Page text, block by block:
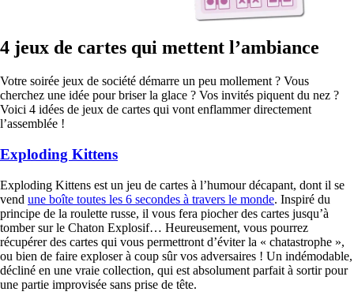
4 jeux de cartes qui mettent l’ambiance
Votre soirée jeux de société démarre un peu mollement ? Vous
cherchez une idée pour briser la glace ? Vos invités piquent du nez ?
Voici 4 idées de jeux de cartes qui vont enflammer directement
l’assemblée !
Exploding Kittens
Exploding Kittens est un jeu de cartes à l’humour décapant, dont il se
vend une boîte toutes les 6 secondes à travers le monde. Inspiré du
principe de la roulette russe, il vous fera piocher des cartes jusqu’à
tomber sur le Chaton Explosif… Heureusement, vous pourrez
récupérer des cartes qui vous permettront d’éviter la « chatastrophe »,
ou bien de faire exploser à coup sûr vos adversaires ! Un indémodable,
décliné en une vraie collection, qui est absolument parfait à sortir pour
une partie improvisée sans prise de tête.